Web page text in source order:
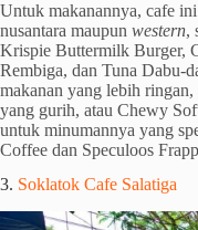
Untuk makanannya, cafe
nusantara maupun western,
Krispie Buttermilk Burger,
Rembiga, dan Tuna Dabu-
makanan yang lebih
yang gurih, atau Chewy
untuk minumannya yang
Coffee dan Speculoos
3. Soklatok Cafe Salatiga